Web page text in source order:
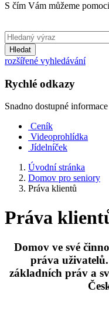
S čím Vám můžeme
Hledat
rozšířené vyhledávání
Rychlé odkazy
Snadno dostupné
Ceník
Videoprohlídka
Jídelníček
Úvodní stránka
Domov pro seniory
Práva klientů
Práva
Domov ve své
práva
základních práv a